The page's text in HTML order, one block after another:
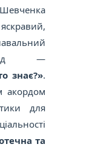
Шевченка
—
знає?».
акордом
для
та